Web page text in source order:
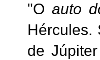
"O auto
Hércules.
de